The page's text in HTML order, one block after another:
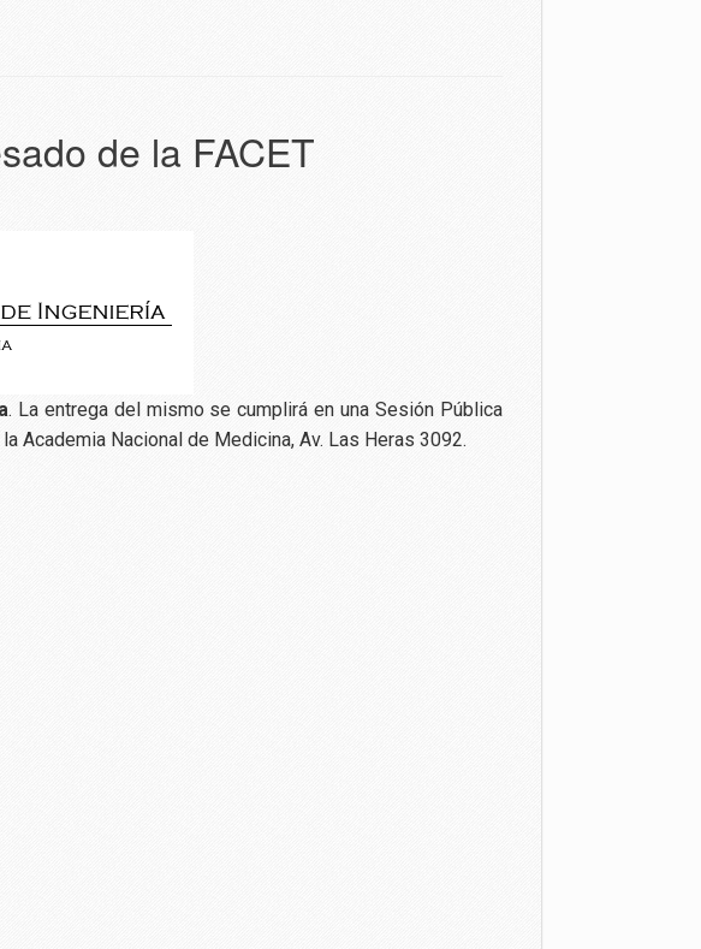
de la FACET
. La entrega del mismo se cumplirá en una Sesión Pública
Academia Nacional de Medicina, Av. Las Heras 3092.